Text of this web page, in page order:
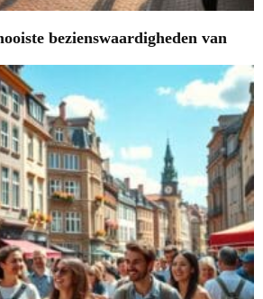
bezienswaardigheden van